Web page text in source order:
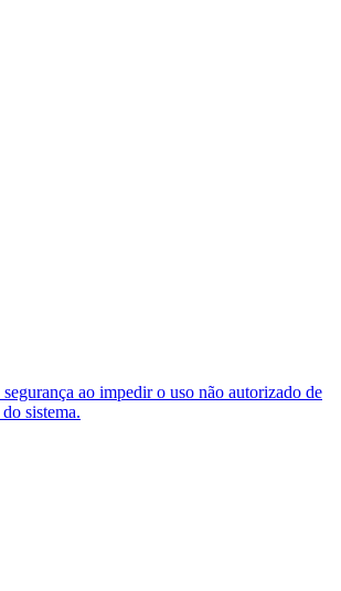
ao impedir o uso não autorizado de
sistema.